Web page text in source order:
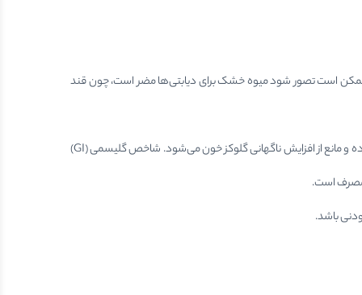
است تصور شود میوه خشک برای دیابتی‌ها مضر است، چون قند
اگر میوه خشک بدون شکر افزوده تهیه شود، می‌تواند بخشی از تغذیه سالم بیماران دیابتی باشد. فیبر بالای موجود در آن به کاهش سرعت جذب قند کمک کرده و مانع از افزایش ناگهانی گلوکز خون می‌شود. شاخص گلیسمی (GI)
مصرف است.
باشد.